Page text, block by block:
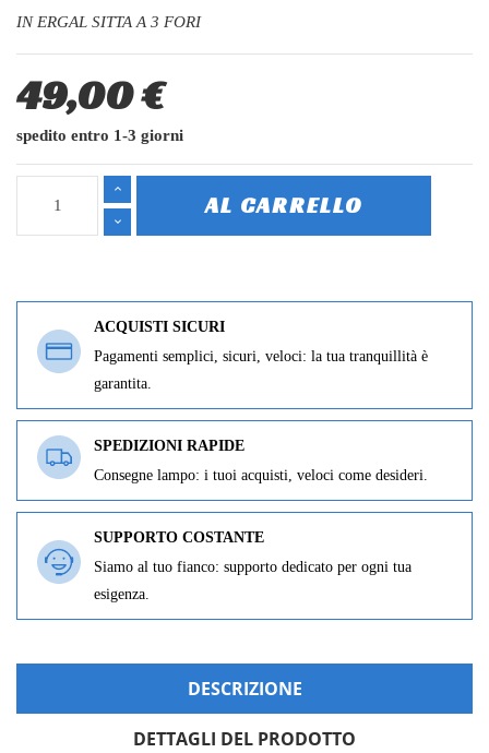
IN ERGAL SITTA A 3 FORI
49,00 €
spedito entro 1-3 giorni
AL CARRELLO
ACQUISTI SICURI
Pagamenti semplici, sicuri, veloci: la tua tranquillità è
garantita.
SPEDIZIONI RAPIDE
Consegne lampo: i tuoi acquisti, veloci come desideri.
SUPPORTO COSTANTE
Siamo al tuo fianco: supporto dedicato per ogni tua
esigenza.
DESCRIZIONE
DETTAGLI DEL PRODOTTO
LE MIE LISTE DI DESIDERI
CREA LISTA DEI DESIDERI
NOME LISTA DEI DESIDERI
Devi avere effettuato l'accesso per salvare dei prodotti nella tua
lista dei desideri.